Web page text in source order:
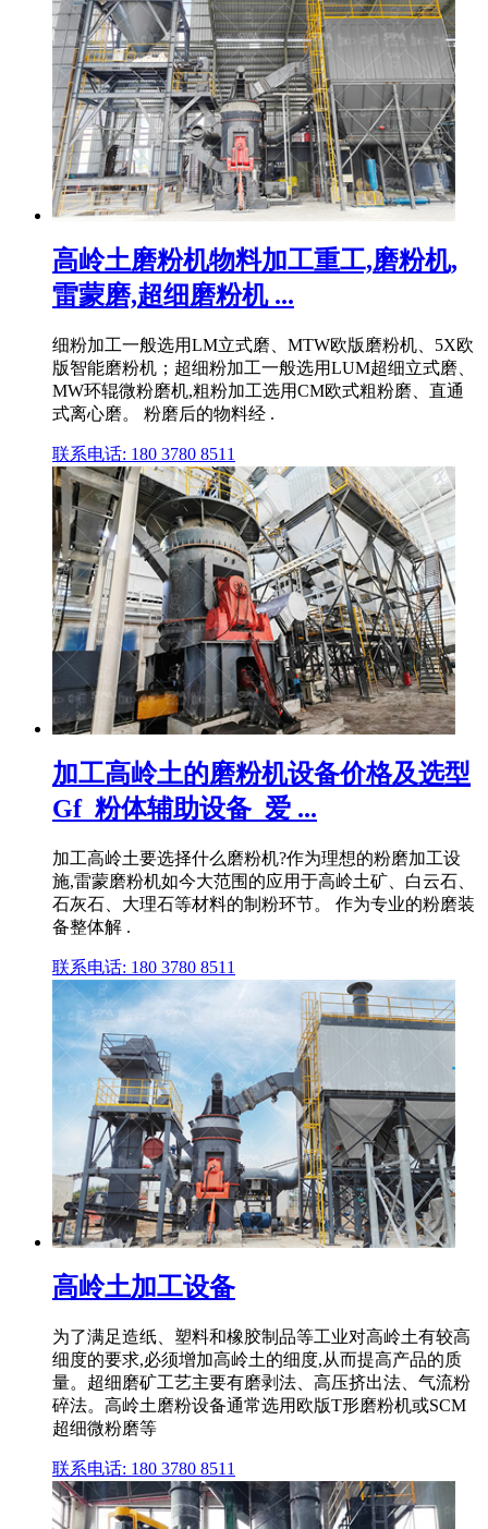
高岭土磨粉机物料加工重工,磨粉机,
雷蒙磨,超细磨粉机 ...
细粉加工一般选用LM立式磨、MTW欧版磨粉机、5X欧
版智能磨粉机；超细粉加工一般选用LUM超细立式磨、
MW环辊微粉磨机,粗粉加工选用CM欧式粗粉磨、直通
式离心磨。 粉磨后的物料经 .
联系电话: 180 3780 8511
加工高岭土的磨粉机设备价格及选型
Gf_粉体辅助设备_爱 ...
加工高岭土要选择什么磨粉机?作为理想的粉磨加工设
施,雷蒙磨粉机如今大范围的应用于高岭土矿、白云石、
石灰石、大理石等材料的制粉环节。 作为专业的粉磨装
备整体解 .
联系电话: 180 3780 8511
高岭土加工设备
为了满足造纸、塑料和橡胶制品等工业对高岭土有较高
细度的要求,必须增加高岭土的细度,从而提高产品的质
量。超细磨矿工艺主要有磨剥法、高压挤出法、气流粉
碎法。高岭土磨粉设备通常选用欧版T形磨粉机或SCM
超细微粉磨等
联系电话: 180 3780 8511